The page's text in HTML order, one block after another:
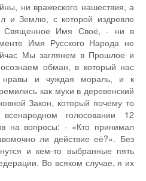
ни вражеского нашествия, а
и Землю, с которой издревле
Священное Имя Своё, - ни в
Имя Русского Народа не
Мы заглянем в Прошлое и
обман, в который нас
нравы и чуждая мораль, и к
как мухи в деревенский
Закон, который почему то
голосовании 12
на вопросы: - «Кто принимал
ли действие её?». Без
и кем-то выбранные пять
Во всяком случае, я их